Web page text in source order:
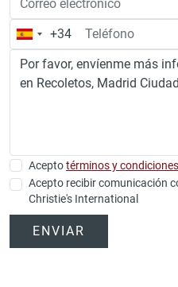
España
+34
+34
Aceptotérminos y condiciones
Acepto recibir comunicación
Christie's International
ENVIAR